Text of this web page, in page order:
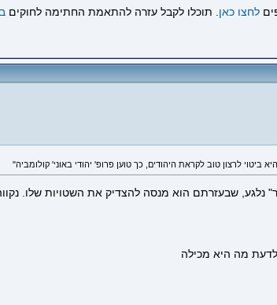
לחצו כאן . תוכלו לקבל עזרה להתאמת החתימה לחוקים
נלגע, שבעזרתם הוא מנסה להצדיק את השטויות שלו.